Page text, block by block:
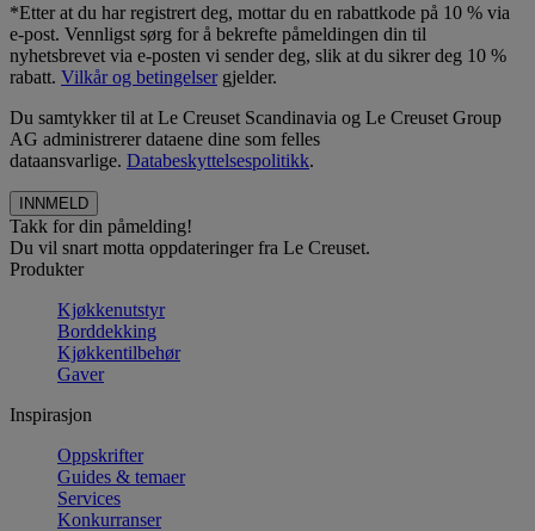
*Etter at du har registrert deg, mottar du en rabattkode på 10 % via
e-post. Vennligst sørg for å bekrefte påmeldingen din til
nyhetsbrevet via e-posten vi sender deg, slik at du sikrer deg 10 %
rabatt. Vilkår og betingelsergjelder.
Du samtykker til at Le Creuset Scandinavia og Le Creuset Group
AG administrerer dataene dine som felles
dataansvarlige. Databeskyttelsespolitikk.
Takk for din påmelding!
Du vil snart motta oppdateringer fra Le Creuset.
Produkter
Kjøkkenutstyr
Borddekking
Kjøkkentilbehør
Gaver
Inspirasjon
Oppskrifter
Guides & temaer
Services
Konkurranser